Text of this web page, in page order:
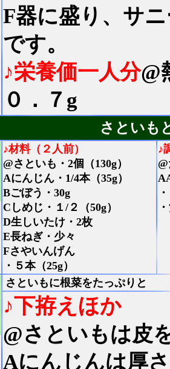
F器に盛り、サ
です。
♪栄養価一人分@
０．７g
さといも
♪材料（２人前）
@さといも・2個（130g）
Aにんじん・1/4本（35g）
Bごぼう・30g
Cしめじ・１/２（50g）
D生しいたけ・2枚
E長ねぎ・少々
Fさやいんげん
・５本（25g）
♪
さといもに根菜をたっぷりと
♪下拵えほか
@さといもは皮
Aにんじんは厚